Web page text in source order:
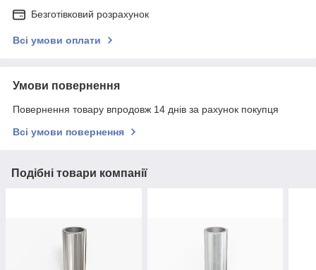
Безготівковий розрахунок
Всі умови оплати
Умови повернення
Повернення товару впродовж 14 днів за рахунок покупця
Всі умови повернення
Подібні товари компанії